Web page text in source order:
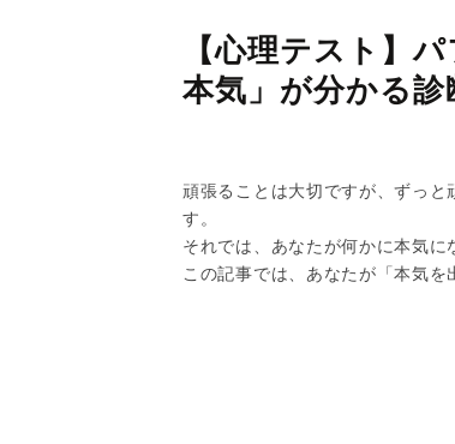
【心理テスト】
本気」が分かる診
頑張ることは大切ですが、ずっ
す。
それでは、あなたが何かに本気に
この記事では、あなたが「本気を